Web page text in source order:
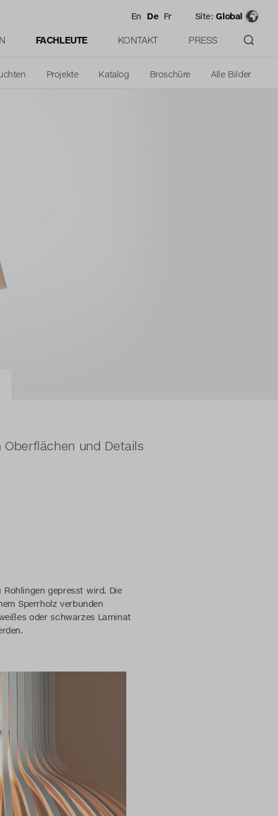
FACHLEUTE KONTAKT PRESS
En De Fr Site:Global
Projekte Katalog Broschüre Alle Bilder
und Details
gepresst wird. Die
Sperrholz verbunden
oder schwarzes Laminat